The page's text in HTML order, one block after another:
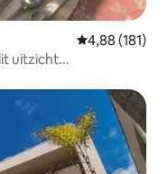
Gemiddelde
4,88 (181)
uitzicht...